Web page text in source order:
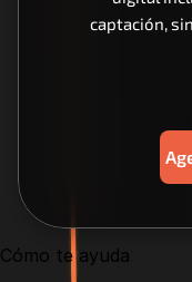
captación,
Cómo te ayuda